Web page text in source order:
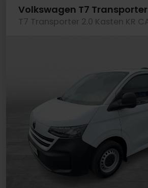
Volkswagen T7 Transporter